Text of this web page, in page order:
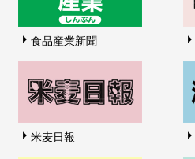
食品産業新聞
米麦日報